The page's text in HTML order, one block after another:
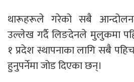
थारूहरूले गरेको सबै
उल्लेख गर्दै लिङदेनले मुलुकमा
१ प्रदेश स्थापनाका लागि सबै
हुनुपर्नेमा जोड दिएका छन्।